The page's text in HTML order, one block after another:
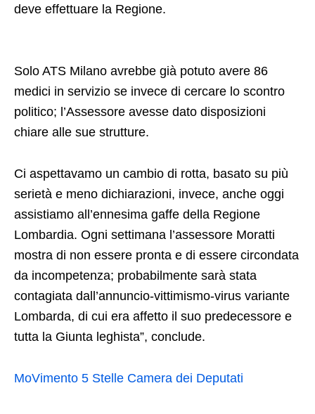
deve effettuare la Regione.
Solo ATS Milano avrebbe già potuto avere 86
medici in servizio se invece di cercare lo scontro
politico; l’Assessore avesse dato disposizioni
chiare alle sue strutture.
Ci aspettavamo un cambio di rotta, basato su più
serietà e meno dichiarazioni, invece, anche oggi
assistiamo all’ennesima gaffe della Regione
Lombardia. Ogni settimana l’assessore Moratti
mostra di non essere pronta e di essere circondata
da incompetenza; probabilmente sarà stata
contagiata dall’annuncio-vittimismo-virus variante
Lombarda, di cui era affetto il suo predecessore e
tutta la Giunta leghista”, conclude.
MoVimento 5 Stelle Camera dei Deputati